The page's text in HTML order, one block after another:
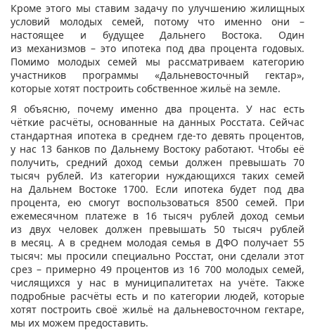
Кроме этого мы ставим задачу по улучшению жилищных
условий молодых семей, потому что именно они –
настоящее и будущее Дальнего Востока. Один
из механизмов – это ипотека под два процента годовых.
Помимо молодых семей мы рассматриваем категорию
участников программы «Дальневосточный гектар»,
которые хотят построить собственное жильё на земле.
Я объясню, почему именно два процента. У нас есть
чёткие расчёты, основанные на данных Росстата. Сейчас
стандартная ипотека в среднем где-то девять процентов,
у нас 13 банков по Дальнему Востоку работают. Чтобы её
получить, средний доход семьи должен превышать 70
тысяч рублей. Из категории нуждающихся таких семей
на Дальнем Востоке 1700. Если ипотека будет под два
процента, ею смогут воспользоваться 8500 семей. При
ежемесячном платеже в 16 тысяч рублей доход семьи
из двух человек должен превышать 50 тысяч рублей
в месяц. А в среднем молодая семья в ДФО получает 55
тысяч: мы просили специально Росстат, они сделали этот
срез – примерно 49 процентов из 16 700 молодых семей,
числящихся у нас в муниципалитетах на учёте. Также
подробные расчёты есть и по категории людей, которые
хотят построить своё жильё на дальневосточном гектаре,
мы их можем предоставить.